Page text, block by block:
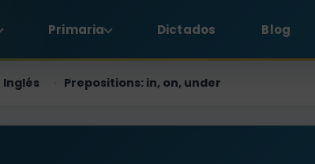
Primaria Dictados Blog
Inglés › Prepositions: in, on, under